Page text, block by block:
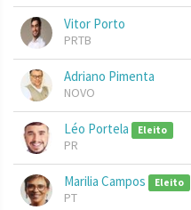
Vitor Porto
PRTB
Adriano Pimenta
NOVO
Léo Portela Eleito
PR
Marilia Campos Eleito
PT